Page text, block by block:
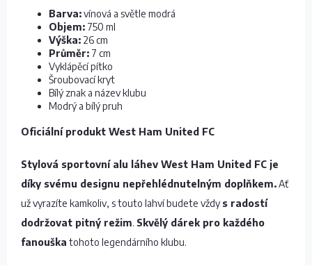
Barva:vínová a světle modrá
Objem: 750 ml
Výška: 26 cm
Průměr: 7 cm
Vyklápěcí pítko
Šroubovací kryt
Bílý znak a název klubu
Modrý a bílý pruh
Oficiální produkt West Ham United FC
Stylová sportovní alu láhev West Ham United FC je
díky svému designu nepřehlédnutelným doplňkem.Ať
už vyrazíte kamkoliv, s touto lahví budete vždys radostí
dodržovat pitný režim. Skvělý dárek pro každého
fanouška tohoto legendárního klubu.